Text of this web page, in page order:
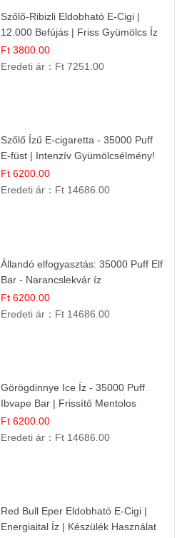
Szőlő-Ribizli Eldobható E-Cigi |
12.000 Befújás | Friss Gyümölcs Íz
Ft 3800.00
Eredeti ár： Ft 7251.00
Szőlő Ízű E-cigaretta - 35000 Puff
E-füst | Intenzív Gyümölcsélmény!
Ft 6200.00
Eredeti ár： Ft 14686.00
Állandó elfogyasztás: 35000 Puff Elf
Bar - Narancslekvár íz
Ft 6200.00
Eredeti ár： Ft 14686.00
Görögdinnye Ice Íz - 35000 Puff
Ibvape Bar | Frissítő Mentolos
Élmény!
Ft 6200.00
Eredeti ár： Ft 14686.00
Red Bull Eper Eldobható E-Cigi |
Energiaital Íz | Készülék Használat